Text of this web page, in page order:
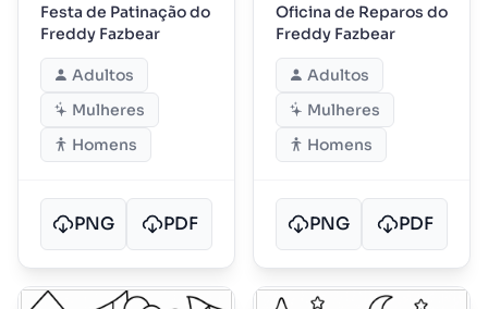
Festa de Patinação do
Freddy Fazbear
Adultos
Mulheres
Homens
PNG PDF
Oficina de Reparos do
Freddy Fazbear
Adultos
Mulheres
Homens
PNG PDF